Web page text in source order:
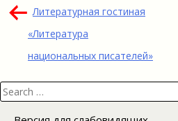
Навигация
по
Литературная гостиная
«Литература
национальных писателей»
Search
for: